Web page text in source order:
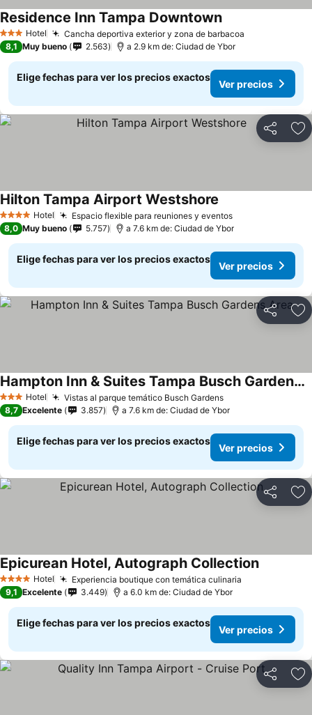
3 Estrellas
Hotel Cancha deportiva exterior y zona de barbacoa
Residence Inn Tampa Downtown
8,1 Muy bueno 2.563 a 2.9 km de: Ciudad de Ybor
Elige fechas para ver los precios exactos
Ver precios
Compartir
4 EstrellasHotel Espacio flexible para reuniones y eventos
Hilton Tampa Airport Westshore
8,0 Muy bueno 5.757 a 7.6 km de: Ciudad de Ybor
Elige fechas para ver los precios exactos
Ver precios
Compartir
3 Estrellas
Hotel Vistas al parque temático Busch Gardens
Hampton Inn & Suites Tampa Busch Gardens Area
8,7 Excelente 3.857 a 7.6 km de: Ciudad de Ybor
Elige fechas para ver los precios exactos
Ver precios
Compartir
4 EstrellasHotel Experiencia boutique con temática culinaria
Epicurean Hotel, Autograph Collection
9,1 Excelente 3.449 a 6.0 km de: Ciudad de Ybor
Elige fechas para ver los precios exactos
Ver precios
Compartir